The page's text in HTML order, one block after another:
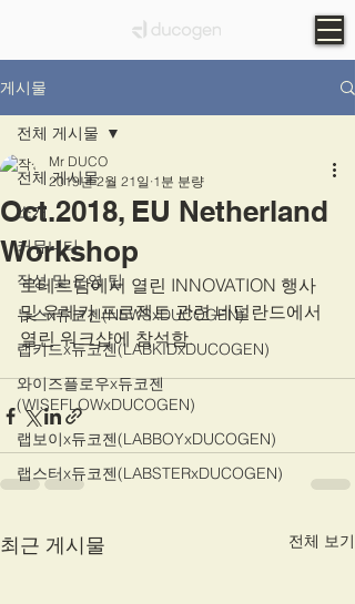
게시물
전체 게시물
소개
커뮤니티
작성 및 운영 팁
뉴스x듀코젠(NEWSxDUCOGEN)
랩키드x듀코젠(LABKIDxDUCOGEN)
와이즈플로우x듀코젠
(WISEFLOWxDUCOGEN)
랩보이x듀코젠(LABBOYxDUCOGEN)
랩스터x듀코젠(LABSTERxDUCOGEN)
전체 게시물
Oct.2018, EU Netherland
Workshop
Mr DUCO
2019년 2월 21일 1분 분량
로테르담에서 열린 INNOVATION 행사
및 유레카 프로젝트 관련 네덜란드에서
열린 워크샵에 참석함.
최근 게시물 전체 보기